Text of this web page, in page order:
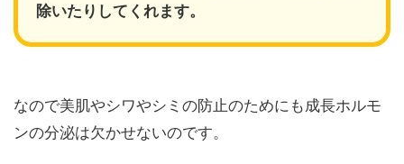
除いたりしてくれます。
なので美肌やシワやシミの防止のためにも成長ホルモ
ンの分泌は欠かせないのです。